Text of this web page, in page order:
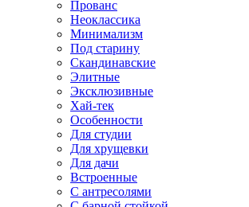
Прованс
Неоклассика
Минимализм
Под старину
Скандинавские
Элитные
Эксклюзивные
Хай-тек
Особенности
Для студии
Для хрущевки
Для дачи
Встроенные
С антресолями